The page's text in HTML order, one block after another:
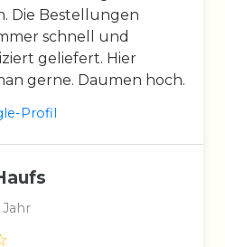
Die Bestellungen
schnell und
geliefert. Hier
gerne. Daumen hoch.
Profil